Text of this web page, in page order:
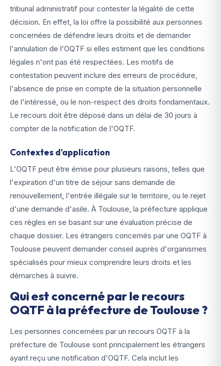
tribunal administratif pour contester la légalité de cette
décision. En effet, la loi offre la possibilité aux personnes
concernées de défendre leurs droits et de demander
l'annulation de l'OQTF si elles estiment que les conditions
légales n'ont pas été respectées. Les motifs de
contestation peuvent inclure des erreurs de procédure,
l'absence de prise en compte de la situation personnelle
de l'intéressé, ou le non-respect des droits fondamentaux.
Le recours doit être déposé dans un délai de 30 jours à
compter de la notification de l'OQTF.
Contextes d'application
L'OQTF peut être émise pour plusieurs raisons, telles que
l'expiration d'un titre de séjour sans demande de
renouvellement, l'entrée illégale sur le territoire, ou le rejet
d'une demande d'asile. À Toulouse, la préfecture applique
ces règles en se basant sur une évaluation précise de
chaque dossier. Les étrangers concernés par une OQTF à
Toulouse peuvent demander conseil auprès d'organismes
spécialisés pour mieux comprendre leurs droits et les
démarches à suivre.
Qui est concerné par le recours
OQTF à la préfecture de Toulouse ?
Les personnes concernées par un recours OQTF à la
préfecture de Toulouse sont principalement les étrangers
ayant reçu une notification d'OQTF. Cela inclut les